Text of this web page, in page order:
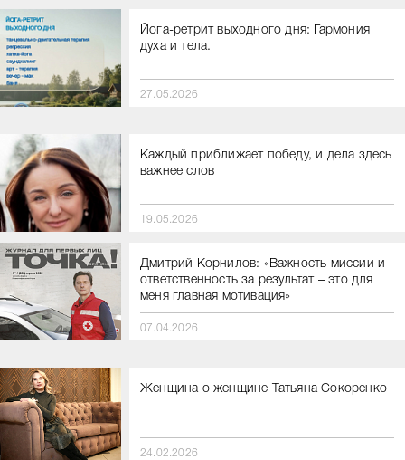
Йога-ретрит выходного дня: Гармония
духа и тела.
27.05.2026
Каждый приближает победу, и дела здесь
важнее слов
19.05.2026
Дмитрий Корнилов: «Важность миссии и
ответственность за результат – это для
меня главная мотивация»
07.04.2026
Женщина о женщине Татьяна Сокоренко
24.02.2026